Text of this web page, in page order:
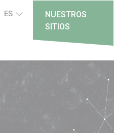
ES
NUESTROS
SITIOS